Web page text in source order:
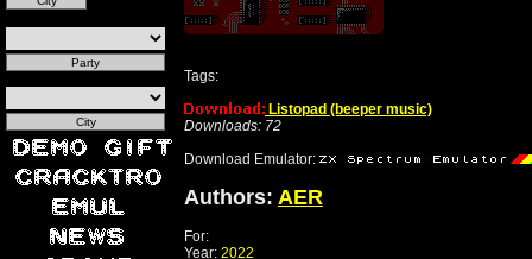
Tags:
Listopad (beeper music)
Downloads: 72
Download Emulator:
Authors: AER
For:
Year: 2022